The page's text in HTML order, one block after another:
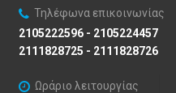
Τηλέφωνα επικοινωνίας
2105222596 - 2105224457
2111828725 - 2111828726
Ωράριο λειτουργίας